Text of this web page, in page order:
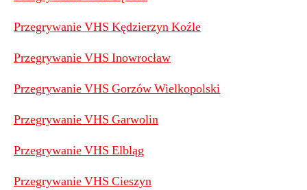
Przegrywanie VHS Kędzierzyn Koźle
Przegrywanie VHS Inowrocław
Przegrywanie VHS Gorzów Wielkopolski
Przegrywanie VHS Garwolin
Przegrywanie VHS Elbląg
Przegrywanie VHS Cieszyn